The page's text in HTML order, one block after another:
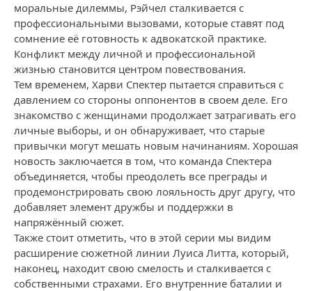
моральные дилеммы, Рэйчел сталкивается с
профессиональными вызовами, которые ставят под
сомнение её готовность к адвокатской практике.
Конфликт между личной и профессиональной
жизнью становится центром повествования.
Тем временем, Харви Спектер пытается справиться с
давлением со стороны оппонентов в своем деле. Его
знакомство с женщинами продолжает затрагивать его
личные выборы, и он обнаруживает, что старые
привычки могут мешать новым начинаниям. Хорошая
новость заключается в том, что команда Спектера
объединяется, чтобы преодолеть все преграды и
продемонстрировать свою лояльность друг другу, что
добавляет элемент дружбы и поддержки в
напряжённый сюжет.
Также стоит отметить, что в этой серии мы видим
расширение сюжетной линии Луиса Литта, который,
наконец, находит свою смелость и сталкивается с
собственными страхами. Его внутренние баталии и